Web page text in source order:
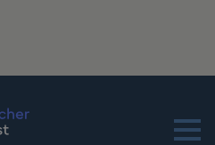
Menu